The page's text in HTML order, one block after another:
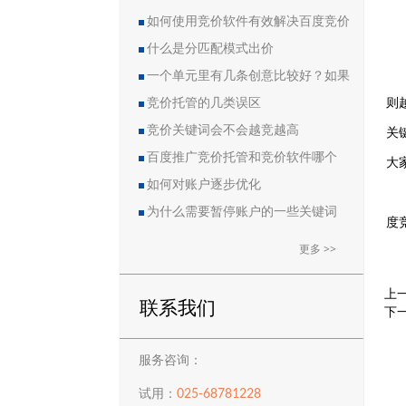
如何使用竞价软件有效解决百度竞价
中的恶点问题
什么是分匹配模式出价
一个单元里有几条创意比较好？如果
删除创意会导致账户流量突然下降吗？
竞价托管的几类误区
竞价关键词会不会越竞越高
百度推广竞价托管和竞价软件哪个
好？
如何对账户逐步优化
为什么需要暂停账户的一些关键词
更多 >>
联系我们
服务咨询：
试用：025-68781228
则
关
大
度
上
下